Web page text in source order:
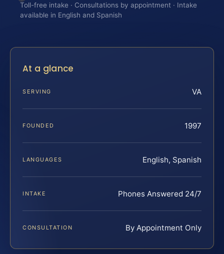
Toll-free intake · Consultations by appointment · Intake
available in English and Spanish
At a glance
SERVING VA
FOUNDED 1997
LANGUAGES English, Spanish
INTAKE Phones Answered 24/7
CONSULTATION By Appointment Only